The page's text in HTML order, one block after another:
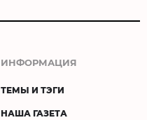
ИНФОРМАЦИЯ
ТЕМЫ И ТЭГИ
НАША ГАЗЕТА